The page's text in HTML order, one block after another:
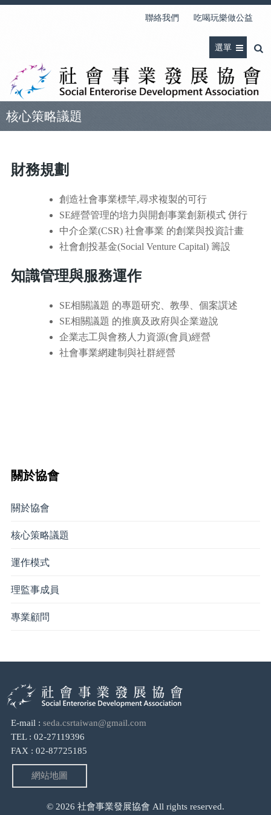
聯絡我們 吃喝玩樂做公益
選單
核心策略議題
財務規劃
創造社會事業標竿,尋求複製的可行
SE經營管理的培力與開創事業創新模式 併行
中介企業(CSR) 社會事業 的創業與投資計畫
社會創投基金(Social Venture Capital) 籌設
知識管理與服務運作
SE相關議題 的專題研究、教學、個案譔述
SE相關議題 的推廣及政府與企業遊說
企業志工與會務人力資源(會員)經營
社會事業網建制與社群經營
關於協會
關於協會
核心策略議題
運作模式
理監事成員
專業顧問
E-mail : seda.csrtaiwan@gmail.com
TEL : 02-27119396
FAX : 02-87725185
網站地圖
© 2026 社會事業發展協會 All rights reserved.